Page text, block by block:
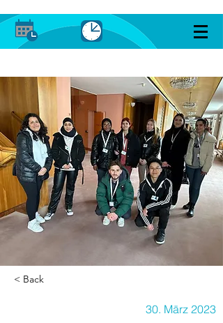
< Back
30. März 2023